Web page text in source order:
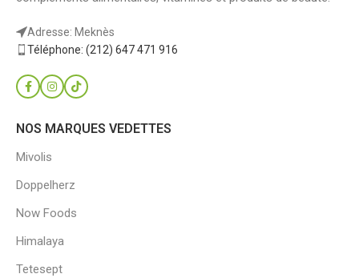
Adresse: Meknès
Téléphone: (212) 647 471 916
NOS MARQUES VEDETTES
Mivolis
Doppelherz
Now Foods
Himalaya
Tetesept